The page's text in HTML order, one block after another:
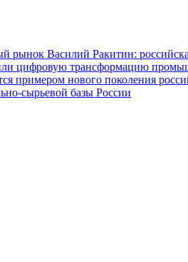
рынок Василий Ракитин:
цифровую трансформацию
примером нового поколения
сырьевой базы России